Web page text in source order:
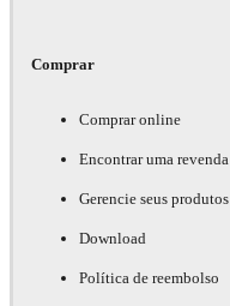
Comprar
Comprar online
Encontrar uma revenda
Gerencie seus produtos
Download
Política de reembolso